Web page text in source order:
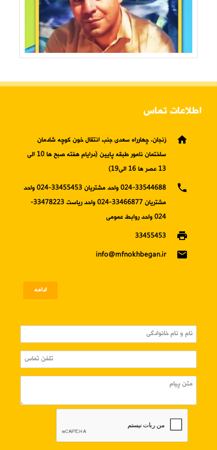
اطلاعات تماس
home
زنجان، چهارراه سعدی جنب انتقال خون کوچه شادمان
ساختمان نامور طبقه پایین (درایام هفته صبح ها 10 الی
13 عصر ها 16 الی19)
phone
024-33544688 واحد مشتریان 33455453-024 واحد
مشتریان 33466877-024 واحد ریاست 33478223-
024 واحد روابط عمومی
print
33455453
email
info@mfnokhbegan.ir
ادامه